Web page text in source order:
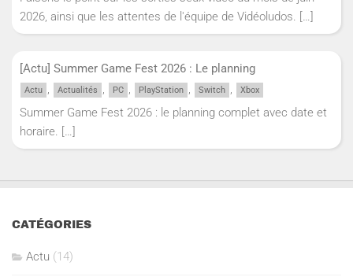
2026, ainsi que les attentes de l'équipe de Vidéoludos. […]
[Actu] Summer Game Fest 2026 : Le planning
Actu , Actualités , PC , PlayStation , Switch , Xbox
Summer Game Fest 2026 : le planning complet avec date et
horaire. […]
CATÉGORIES
Actu (14)